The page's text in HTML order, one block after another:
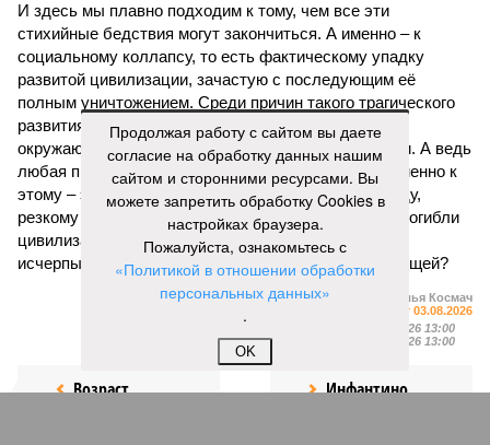
И здесь мы плавно подходим к тому, чем все эти
стихийные бедствия могут закончиться. А именно – к
социальному коллапсу, то есть фактическому упадку
развитой цивилизации, зачастую с последующим её
полным уничтожением. Среди причин такого трагического
развития событий учёные называют деградацию
окружающей среды, истощение ресурсов и болезни. А ведь
любая природная катастрофа непременно ведёт именно к
этому – экономическому кризису, эпидемиям, голоду,
резкому сокращению численности населения. Так погибли
цивилизации шумеров, майя, кхмеров – список не
исчерпывающий. Какая цивилизация будет следующей?
Илья Космач
«Наша версия» №29 от 03.08.2026
05.08.2026 13:00
Отредактировано:
05.08.2026 13:00
Возраст Инфантино
Продолжая работу с сайтом вы даете
согласие на обработку данных нашим
сайтом и сторонними ресурсами. Вы
можете запретить обработку Cookies в
настройках браузера.
Пожалуйста, ознакомьтесь с
«Политикой в отношении обработки
персональных данных»
.
OK